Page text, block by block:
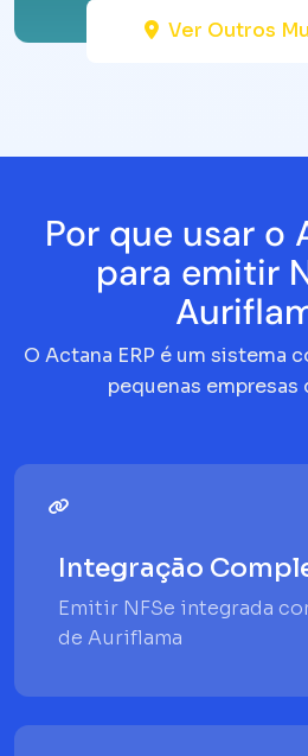
Ver Outros
Por que usar o
para emitir
O Actana ERP é um sistema
pequenas empresas
Integração
Emitir NFSe integrada
de Auriflama